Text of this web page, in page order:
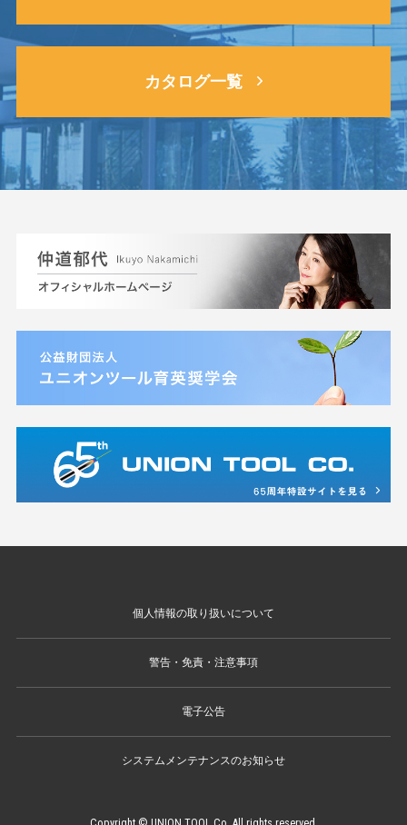
カタログ一覧
個人情報の取り扱いについて
警告・免責・注意事項
電子公告
システムメンテナンスのお知らせ